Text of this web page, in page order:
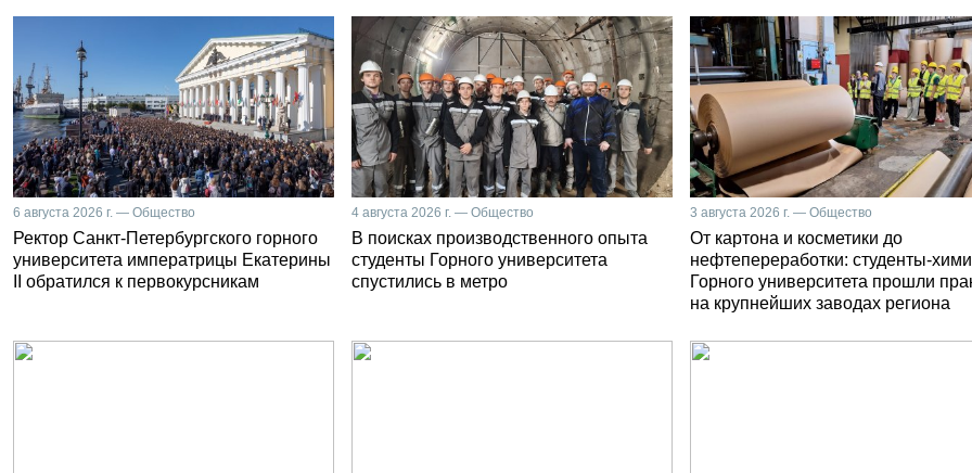
6 августа 2026 г. — Общество
Ректор Санкт-Петербургского горного
университета императрицы Екатерины
II обратился к первокурсникам
4 августа 2026 г. — Общество
В поисках производственного опыта
студенты Горного университета
спустились в метро
3 августа 2026 г. — Общество
От картона и косметики до
нефтепереработки: студенты-
Горного университета прошли
на крупнейших заводах региона